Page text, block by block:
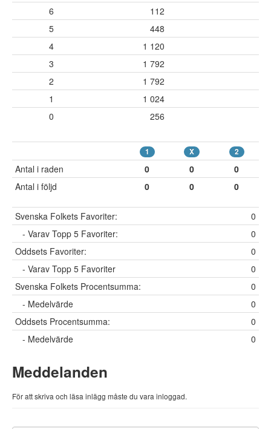
6
112
5
448
4
1 120
3
1 792
2
1 792
1
1 024
0
256
1 X 2
Antal i raden 0 0
0
Antal i följd
0 0 0
Svenska Folkets Favoriter:
0
- Varav Topp 5 Favoriter:
0
Oddsets Favoriter:
0
- Varav Topp 5 Favoriter
0
Svenska Folkets Procentsumma:
0
- Medelvärde
0
Oddsets Procentsumma:
0
- Medelvärde
0
Meddelanden
För att skriva och läsa inlägg måste du vara inloggad.